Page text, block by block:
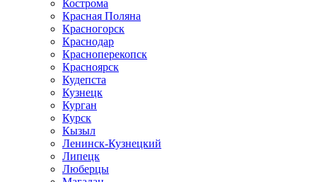
Кострома
Красная Поляна
Красногорск
Краснодар
Красноперекопск
Красноярск
Кудепста
Кузнецк
Курган
Курск
Кызыл
Ленинск-Кузнецкий
Липецк
Люберцы